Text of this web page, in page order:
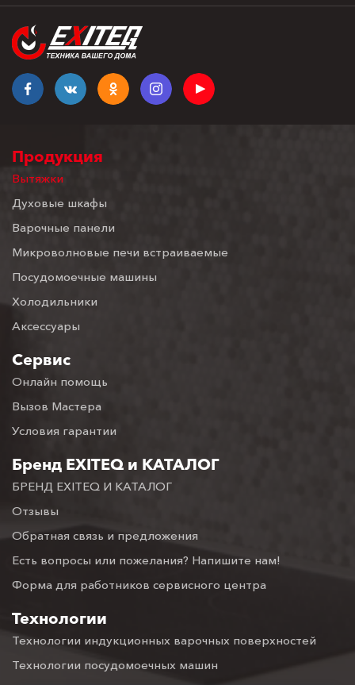
Продукция
Вытяжки
Духовые шкафы
Варочные панели
Микроволновые печи встраиваемые
Посудомоечные машины
Холодильники
Аксессуары
Сервис
Онлайн помощь
Вызов Мастера
Условия гарантии
Бренд EXITEQ и КАТАЛОГ
БРЕНД EXITEQ И КАТАЛОГ
Отзывы
Обратная связь и предложения
Есть вопросы или пожелания? Напишите нам!
Форма для работников сервисного центра
Технологии
Технологии индукционных варочных поверхностей
Технологии посудомоечных машин